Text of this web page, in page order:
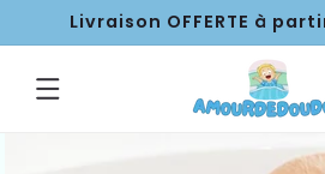
PASSER
AU
Livraison OFFERTE à